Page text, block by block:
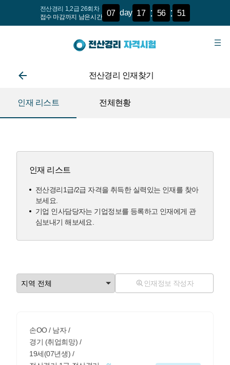
전산경리 1,2급 26회차
접수 마감까지 남은시간
07 day 17 : 56 : 51
전산경리 인재찾기
인재 리스트 전체현황
인재 리스트
전산경리1급/2급 자격을 취득한 실력있는 인재를 찾아
보세요.
기업 인사담당자는 기업정보를 등록하고 인재에게 관
심보내기 해보세요.
인재정보 작성자
손OO / 남자 /
경기 (취업희망) /
19세(07년생) /